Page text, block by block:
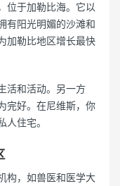
位于加勒比海。它以
有阳光明媚的沙滩和
加勒比地区增长最快
活和活动。另一方
完好。在尼维斯，你
住宅。
构，如兽医和医学大